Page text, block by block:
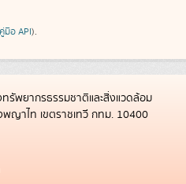
คู่มือ API).
รัพยากรธรรมชาติและสิ่งแวดล้อม
ญาไท เขตราชเทวี กทม. 10400